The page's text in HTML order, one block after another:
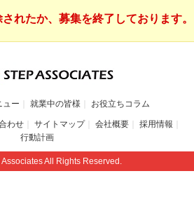
れたか、募集を終了しております。
ュー 就業中の皆様 お役立ちコラム
わせ サイトマップ 会社概要
採用情報
行動計画
All Rights Reserved.